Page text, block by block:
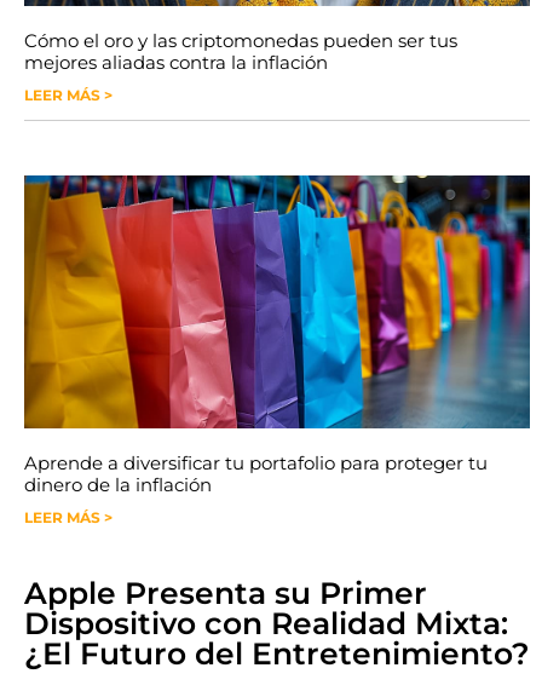
Cómo el oro y las criptomonedas pueden ser tus
mejores aliadas contra la inflación
LEER MÁS >
Aprende a diversificar tu portafolio para proteger tu
dinero de la inflación
LEER MÁS >
Apple Presenta su Primer
Dispositivo con Realidad Mixta:
¿El Futuro del Entretenimiento?